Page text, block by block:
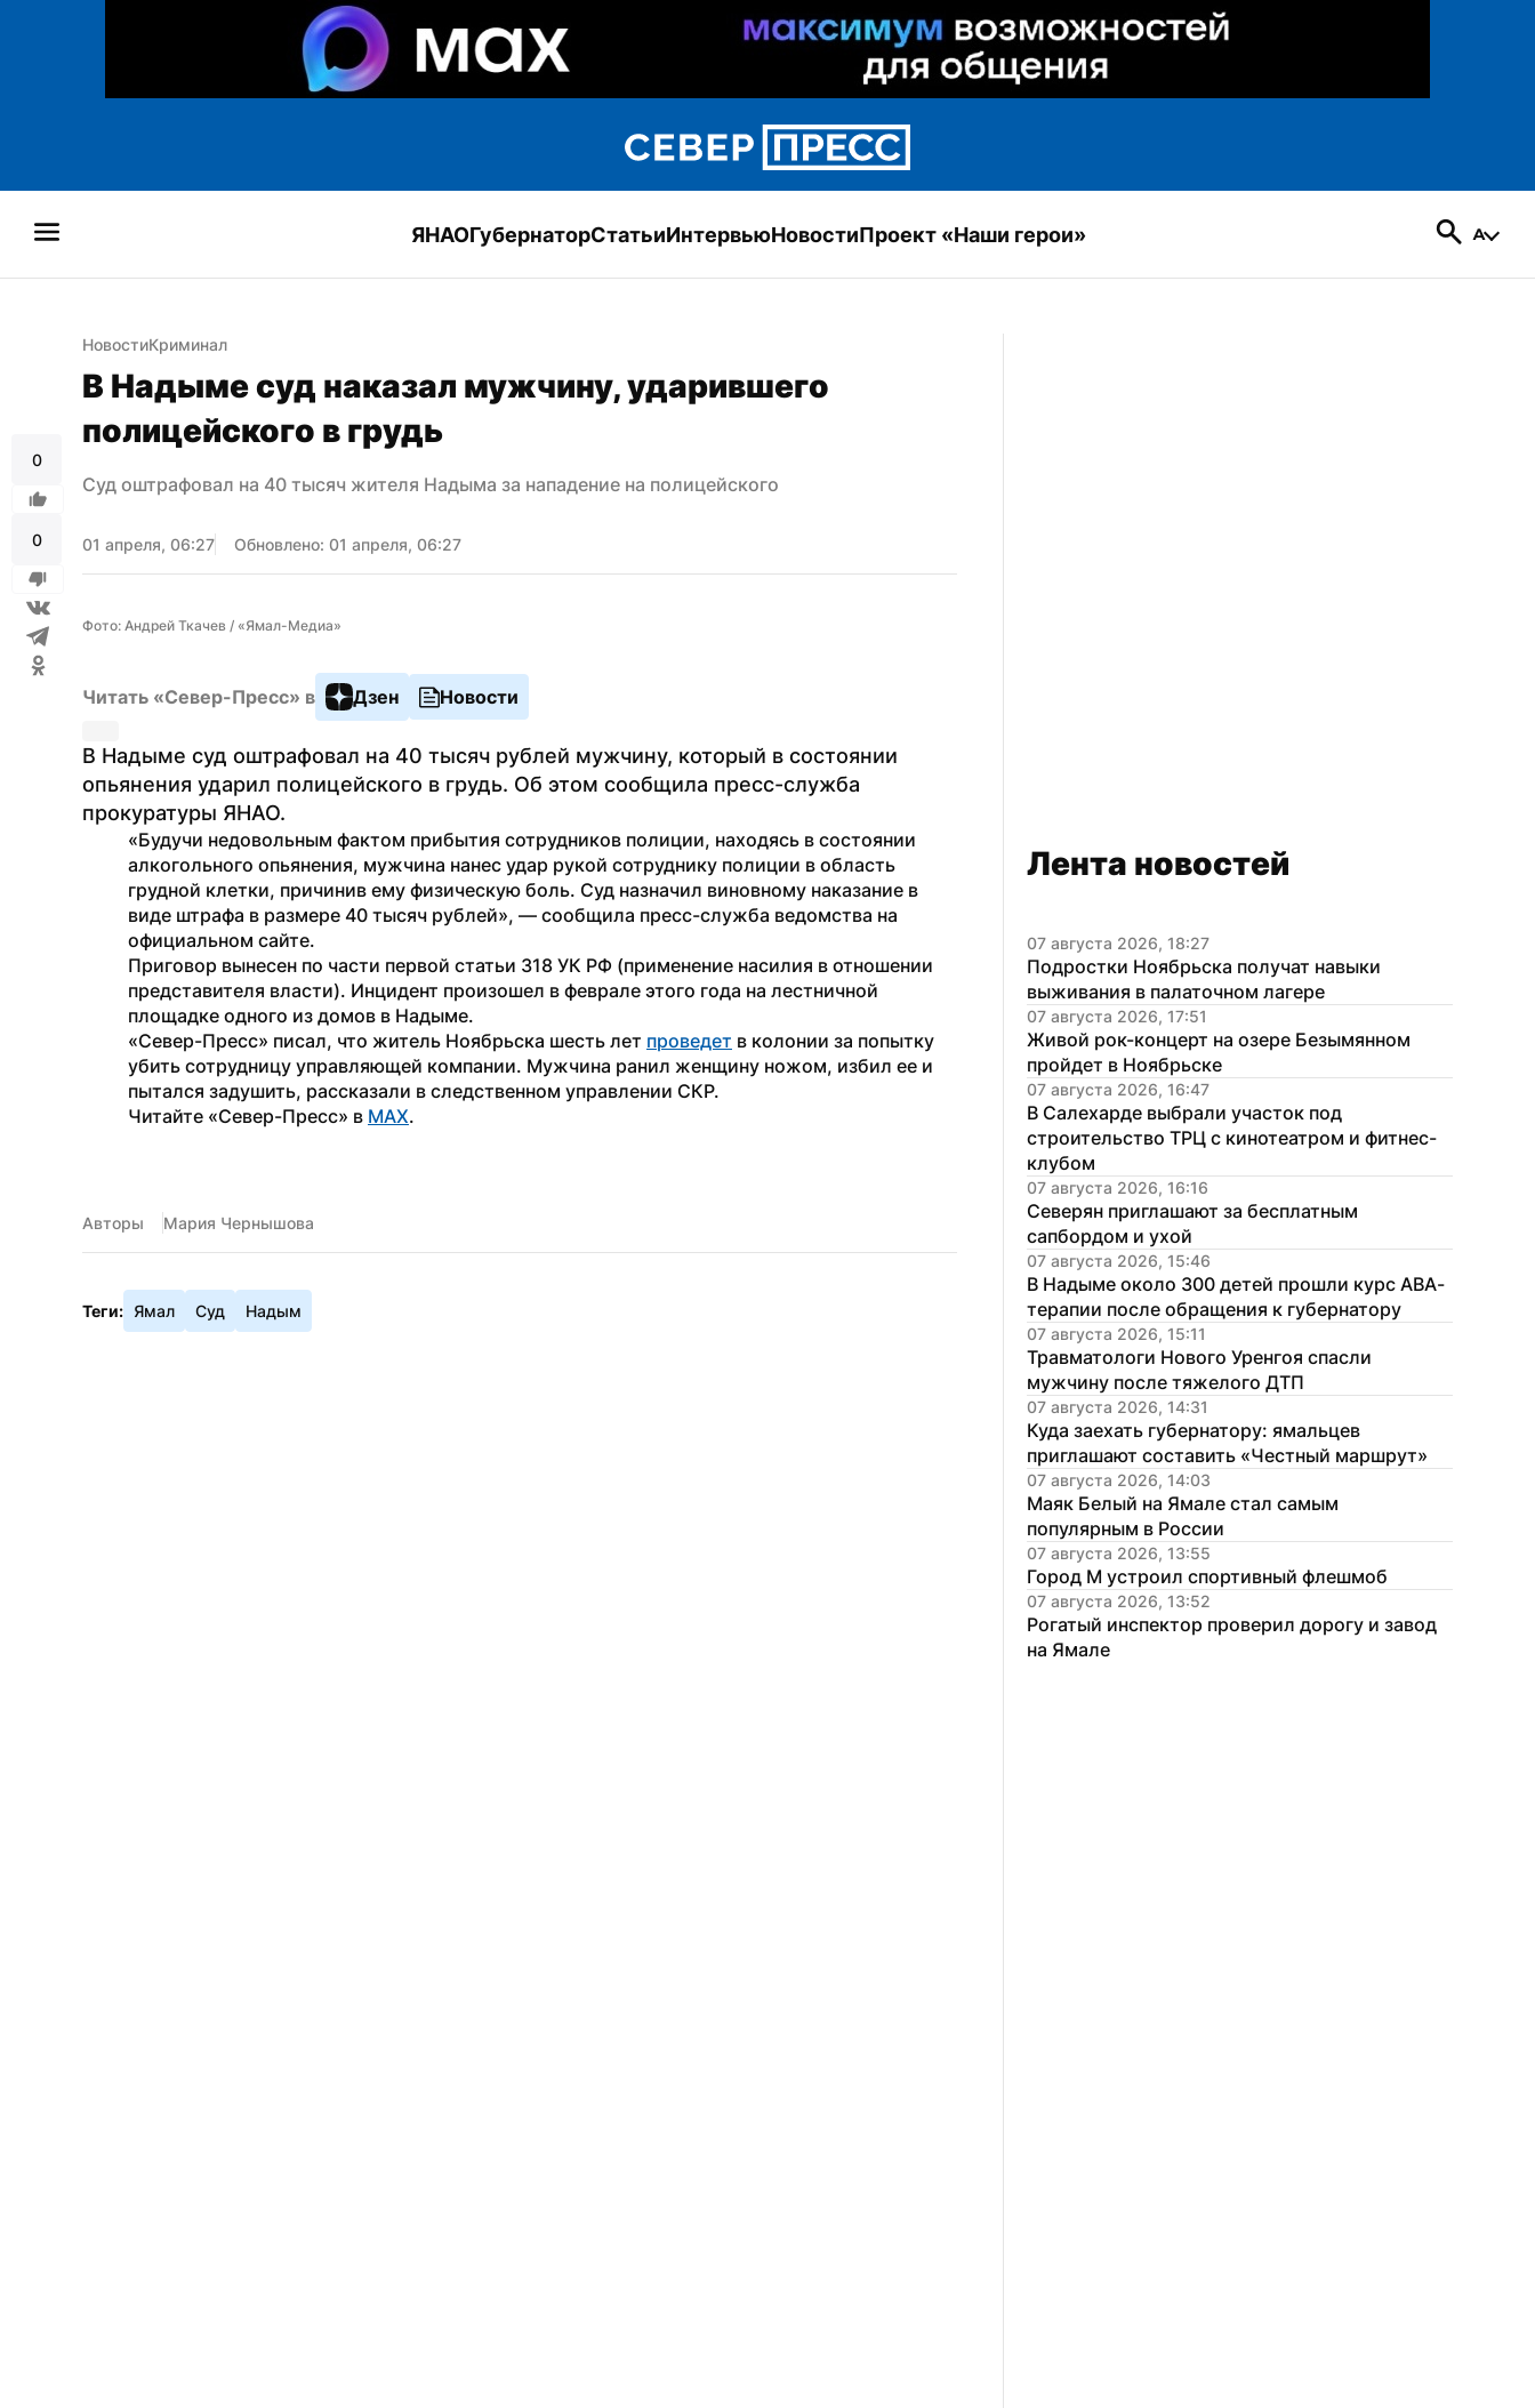
ЯНАОГубернаторСтатьиИнтервьюНовостиПроект «Наши герои»
0
0
НовостиКриминал
В Надыме суд наказал мужчину, ударившего
полицейского в грудь
Суд оштрафовал на 40 тысяч жителя Надыма за нападение на полицейского
01 апреля, 06:27 Обновлено: 01 апреля, 06:27
Фото: Андрей Ткачев / «Ямал-Медиа»
Читать «Север-Пресс» в Дзен Новости
В Надыме суд оштрафовал на 40 тысяч рублей мужчину, который в состоянии
опьянения ударил полицейского в грудь. Об этом сообщила пресс-служба
прокуратуры ЯНАО.
«Будучи недовольным фактом прибытия сотрудников полиции, находясь в состоянии
алкогольного опьянения, мужчина нанес удар рукой сотруднику полиции в область
грудной клетки, причинив ему физическую боль. Суд назначил виновному наказание в
виде штрафа в размере 40 тысяч рублей», — сообщила пресс-служба ведомства на
официальном сайте.
Приговор вынесен по части первой статьи 318 УК РФ (применение насилия в отношении
представителя власти). Инцидент произошел в феврале этого года на лестничной
площадке одного из домов в Надыме.
«Север-Пресс» писал, что житель Ноябрьска шесть лет проведет в колонии за попытку
убить сотрудницу управляющей компании. Мужчина ранил женщину ножом, избил ее и
пытался задушить, рассказали в следственном управлении СКР.
Читайте «Север-Пресс» в MAX.
Авторы Мария Чернышова
Теги: Ямал Суд Надым
Лента новостей
07 августа 2026, 18:27
Подростки Ноябрьска получат навыки
выживания в палаточном лагере
07 августа 2026, 17:51
Живой рок-концерт на озере Безымянном
пройдет в Ноябрьске
07 августа 2026, 16:47
В Салехарде выбрали участок под
строительство ТРЦ с кинотеатром и фитнес-
клубом
07 августа 2026, 16:16
Северян приглашают за бесплатным
сапбордом и ухой
07 августа 2026, 15:46
В Надыме около 300 детей прошли курс АВА-
терапии после обращения к губернатору
07 августа 2026, 15:11
Травматологи Нового Уренгоя спасли
мужчину после тяжелого ДТП
07 августа 2026, 14:31
Куда заехать губернатору: ямальцев
приглашают составить «Честный маршрут»
07 августа 2026, 14:03
Маяк Белый на Ямале стал самым
популярным в России
07 августа 2026, 13:55
Город М устроил спортивный флешмоб
07 августа 2026, 13:52
Рогатый инспектор проверил дорогу и завод
на Ямале